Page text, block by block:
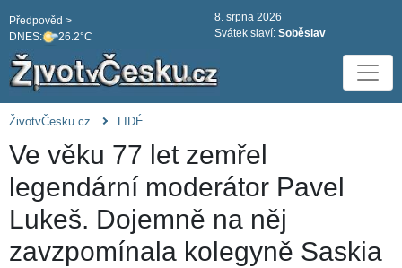
DNES: 26.2°C
Předpověd >
8. srpna 2026
Svátek slaví: Soběslav
ŽivotvČesku.cz LIDÉ
Ve věku 77 let zemřel
legendární moderátor Pavel
Lukeš. Dojemně na něj
zavzpomínala kolegyně Saskia